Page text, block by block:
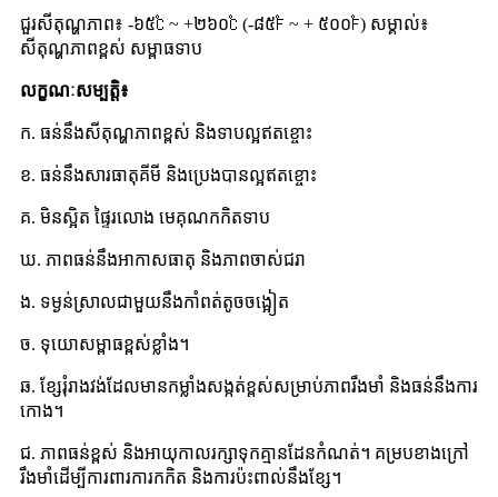
ជួរសីតុណ្ហភាព៖ -៦៥℃ ~ +២៦០℃ (-៨៥℉ ~ + ៥០០℉) សម្គាល់៖
សីតុណ្ហភាពខ្ពស់ សម្ពាធទាប
លក្ខណៈសម្បត្តិ៖
ក. ធន់នឹងសីតុណ្ហភាពខ្ពស់ និងទាបល្អឥតខ្ចោះ
ខ. ធន់នឹងសារធាតុគីមី និងប្រេងបានល្អឥតខ្ចោះ
គ. មិនស្អិត ផ្ទៃរលោង មេគុណកកិតទាប
ឃ. ភាពធន់នឹងអាកាសធាតុ និងភាពចាស់ជរា
ង. ទម្ងន់ស្រាលជាមួយនឹងកាំពត់តូចចង្អៀត
ច. ទុយោសម្ពាធខ្ពស់ខ្លាំង។
ឆ. ខ្សែ​រុំ​រាង​វង់​ដែល​មាន​កម្លាំង​សង្កត់​ខ្ពស់​សម្រាប់​ភាព​រឹងមាំ និង​ធន់​នឹង​ការ​
កោង។
ជ. ភាពធន់ខ្ពស់ និងអាយុកាលរក្សាទុកគ្មានដែនកំណត់។ គម្របខាងក្រៅ
រឹងមាំដើម្បីការពារការកកិត និងការប៉ះពាល់នឹងខ្សែ។